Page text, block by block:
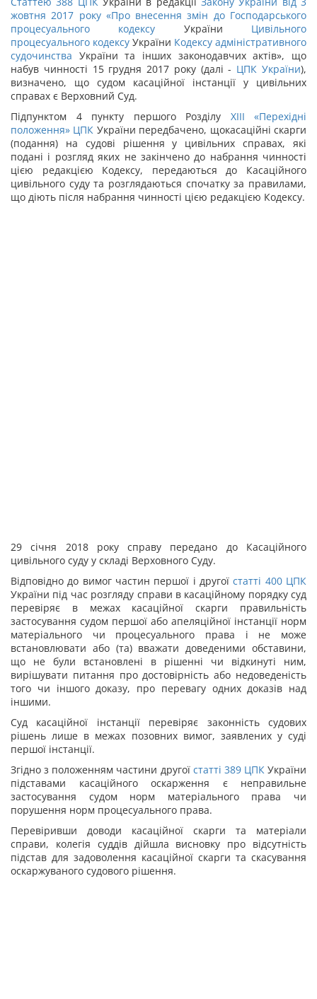
жовтня 2017 року «Про внесення змін до Господарського
процесуального кодексу України
Цивільного
процесуального кодексу України Кодексу адміністративного
судочинства України та інших законодавчих актів», що
набув чинності 15 грудня 2017 року (далі - ЦПК України),
визначено, що судом касаційної інстанції у цивільних
справах є Верховний Суд.
Підпунктом 4 пункту першого Розділу XIII «Перехідні
положення» ЦПК України передбачено, щокасаційні скарги
(подання) на судові рішення у цивільних справах, які
подані і розгляд яких не закінчено до набрання чинності
цією редакцією Кодексу, передаються до Касаційного
цивільного суду та розглядаються спочатку за правилами,
що діють після набрання чинності цією редакцією Кодексу.
29 січня 2018 року справу передано до Касаційного
цивільного суду у складі Верховного Суду.
Відповідно до вимог частин першої і другоїстатті 400 ЦПК
України під час розгляду справи в касаційному порядку суд
перевіряє в межах касаційної скарги правильність
застосування судом першої або апеляційної інстанції норм
матеріального чи процесуального права і не може
встановлювати або (та) вважати доведеними обставини,
що не були встановлені в рішенні чи відкинуті ним,
вирішувати питання про достовірність або недоведеність
того чи іншого доказу, про перевагу одних доказів над
іншими.
Суд касаційної інстанції перевіряє законність судових
рішень лише в межах позовних вимог, заявлених у суді
першої інстанції.
Згідно з положенням частини другої статті 389 ЦПКУкраїни
підставами касаційного оскарження є неправильне
застосування судом норм матеріального права чи
порушення норм процесуального права.
Перевіривши доводи касаційної скарги та матеріали
справи, колегія суддів дійшла висновку про відсутність
підстав для задоволення касаційної скарги та скасування
оскаржуваного судового рішення.